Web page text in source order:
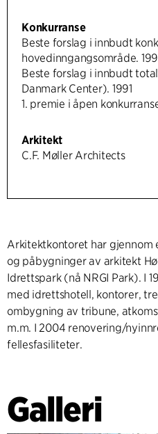
Konkurranse
Beste forslag i innbudt
hovedinngangsområde.
Beste forslag i innbudt
Danmark Center). 1991
1. premie i åpen
Arkitekt
C.F. Møller Architects
Arkitektkontoret har gjennom
og påbygninger av arkitekt
Idrettspark (nå NRGI Park). I
med idrettshotell, kontorer,
ombygning av tribune,
m.m. I 2004 renovering/
fellesfasiliteter.
Galleri